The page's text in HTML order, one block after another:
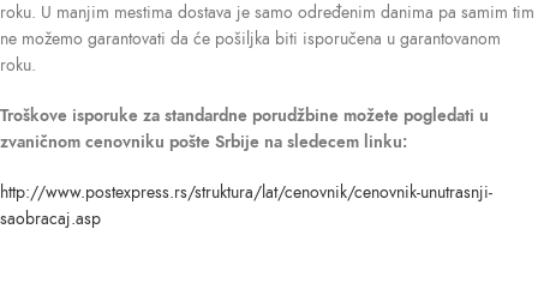
roku. U manjim mestima dostava je samo određenim danima pa samim tim
ne možemo garantovati da će pošiljka biti isporučena u garantovanom
roku.
Troškove isporuke za standardne porudžbine možete pogledati u
zvaničnom cenovniku pošte Srbije na sledecem linku:
http://www.postexpress.rs/struktura/lat/cenovnik/cenovnik-unutrasnji-
saobracaj.asp